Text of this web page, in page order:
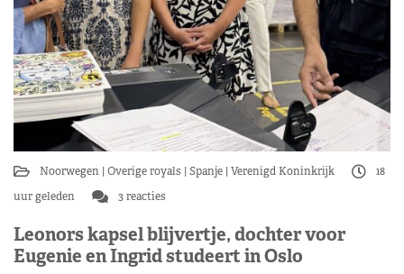
Noorwegen Overige royals Spanje Verenigd Koninkrijk
18
uur geleden
3 reacties
Leonors kapsel blijvertje, dochter voor
Eugenie en Ingrid studeert in Oslo